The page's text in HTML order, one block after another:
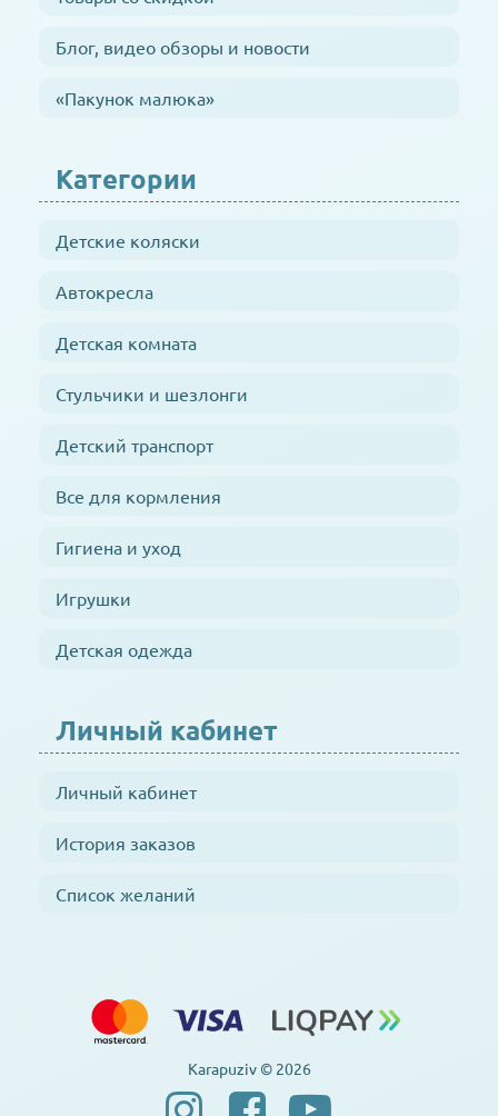
Блог, видео обзоры и новости
«Пакунок малюка»
Категории
Детские коляски
Автокресла
Детская комната
Стульчики и шезлонги
Детский транспорт
Все для кормления
Гигиена и уход
Игрушки
Детская одежда
Личный кабинет
Личный кабинет
История заказов
Список желаний
Karapuziv © 2026